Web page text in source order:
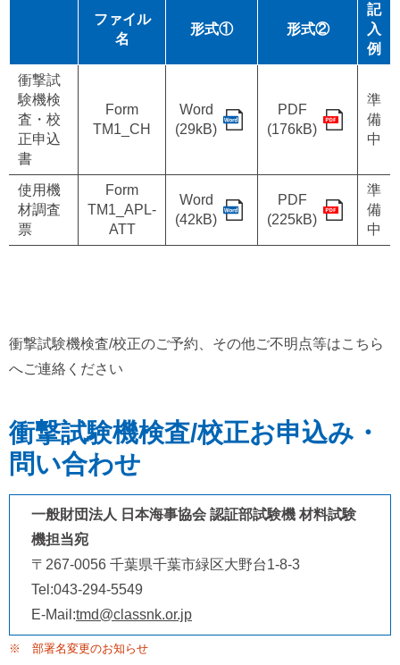
ファイル
名
形式① 形式②
記
入
例
衝撃試
験機検
査・校
正申込
書
Form
TM1_CH
Word
(29kB)
PDF
(176kB)
準
備
中
使用機
材調査
票
Form
TM1_APL-
ATT
Word
(42kB)
PDF
(225kB)
準
備
中
衝撃試験機検査/校正のご予約、その他ご不明点等はこちら
へご連絡ください
衝撃試験機検査/校正お申込み・
問い合わせ
一般財団法人 日本海事協会 認証部試験機 材料試験
機担当宛
〒267-0056 千葉県千葉市緑区大野台1-8-3
Tel:043-294-5549
E-Mail:tmd@classnk.or.jp
※ 部署名変更のお知らせ